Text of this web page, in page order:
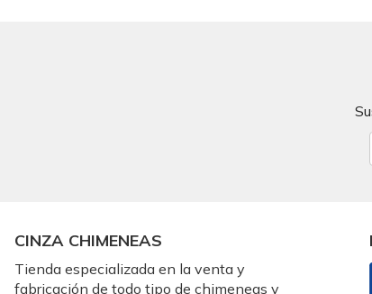
CINZA CHIMENEAS
Tienda especializada en la venta y
fabricación de todo tipo de chimeneas y